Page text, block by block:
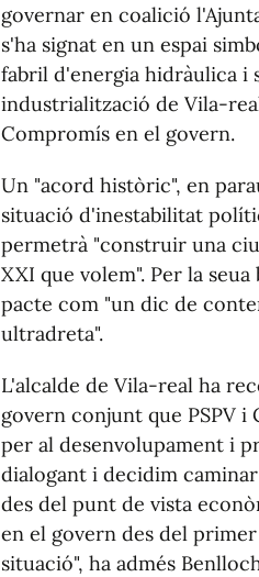
governar en coalició
s'ha signat en un espai
fabril d'energia hidràulica i
industrialització de Vila-
Compromís en el govern.
Un "acord històric", en
situació d'inestabilitat
permetrà "construir una
XXI que volem". Per la
pacte com "un dic de
ultradreta".
L'alcalde de Vila-real ha
govern conjunt que PSPV
per al desenvolupament i
dialogant i decidim
des del punt de vista
en el govern des del
situació", ha admés